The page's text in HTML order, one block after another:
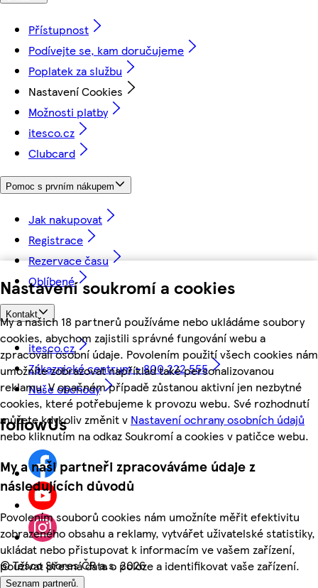
Nastavení soukromí a cookies
My a našich 18 partnerů používáme nebo ukládáme soubory
cookies, abychom zajistili správné fungování webu a
zpracovali osobní údaje. Povolením použití všech cookies nám
umožníte zobrazovat například také personalizovanou
reklamu. V opačném případě zůstanou aktivní jen nezbytné
cookies, které potřebujeme k provozu webu. Své rozhodnutí
můžete kdykoliv změnit v Nastavení ochrany osobních údajů
nebo kliknutím na odkaz Soukromí a cookies v patičce webu.
My a naši partneři zpracováváme údaje z
následujících důvodů
Povolením souborů cookies nám umožníte měřit efektivitu
zobrazeného obsahu a reklamy, vytvářet uživatelské statistiky,
ukládat nebo přistupovat k informacím ve vašem zařízení,
používat přesná data o poloze a identifikovat vaše zařízení.
Seznam partnerů.
Přístupnost
Podívejte se, kam doručujeme
Poplatek za službu
Nastavení Cookies
Možnosti platby
itesco.cz
Clubcard
Pomoc s prvním nákupem
Jak nakupovat
Registrace
Rezervace času
Oblíbené
Kontakt
itesco.cz
Zákaznické centrum - 800 222 555
Naše obchody
followUs
©Tesco Stores ČR a.s. 2026